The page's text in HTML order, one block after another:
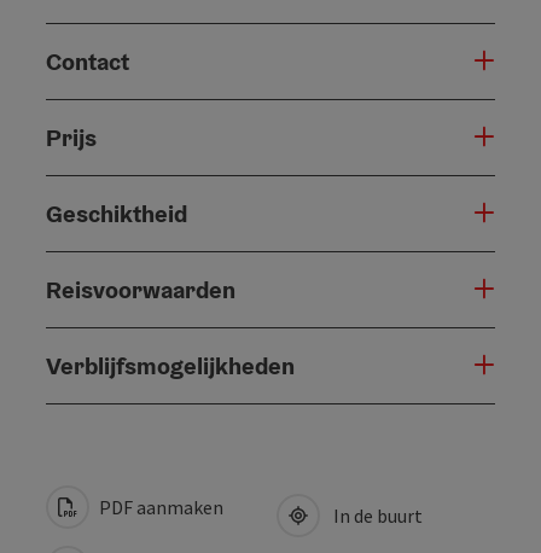
Contact
Prijs
Geschiktheid
Reisvoorwaarden
Verblijfsmogelijkheden
PDF aanmaken In de buurt